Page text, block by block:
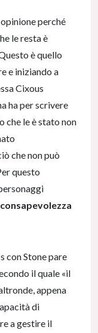
perché
le resta è
è quello
e iniziando a
Cixous
ha per scrivere
che le è stato non
che non può
questo
consapevolezza
con Stone pare
il quale «il
appena
di
a gestire il